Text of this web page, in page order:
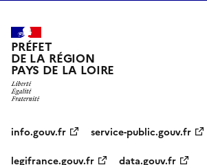
PRÉFET
DE LA RÉGION
PAYS DE LA LOIRE
info.gouv.fr
service-public.gouv.fr
legifrance.gouv.fr
data.gouv.fr